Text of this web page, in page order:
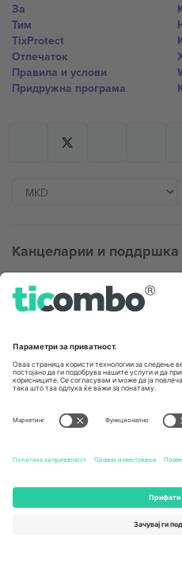
За
Тим
TixProtect
Отпечаток
Правила и услови
Придружна програма
Канцеларии и поддршка
Germany
Unter den Linden 24, 10117
United States
131 Continental Dr, Suite 305,
Newark, Delaware 19713, United
States
Bulgaria
Regus Sofia City West, bul